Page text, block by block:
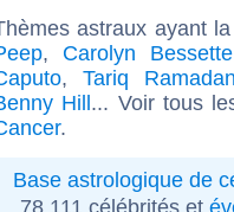
astraux ayant
, Carolyn
,Tariq
Hill... Voir tous
.
Base astrologique de
78 111 célébrités et